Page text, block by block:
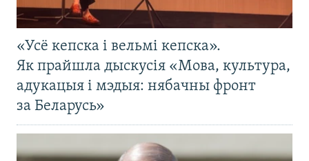
«Усё кепска і вельмі кепска».
Як прайшла дыскусія «Мова, культура,
адукацыя і мэдыя: нябачны фронт
за Беларусь»